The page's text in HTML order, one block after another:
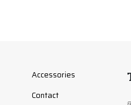
Accessories
Contact